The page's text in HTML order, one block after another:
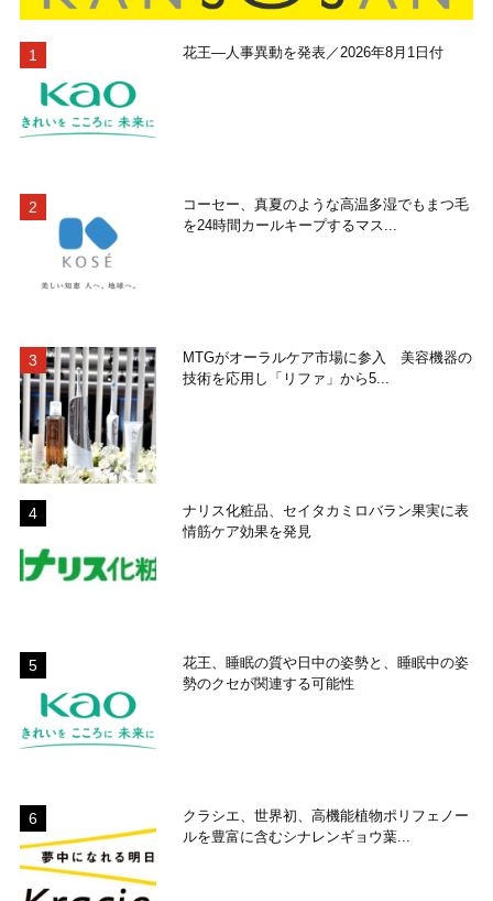
花王―人事異動を発表／2026年8月1日付
コーセー、真夏のような高温多湿でもまつ毛
を24時間カールキープするマス...
MTGがオーラルケア市場に参入 美容機器の
技術を応用し「リファ」から5...
ナリス化粧品、セイタカミロバラン果実に表
情筋ケア効果を発見
花王、睡眠の質や日中の姿勢と、睡眠中の姿
勢のクセが関連する可能性
クラシエ、世界初、高機能植物ポリフェノー
ルを豊富に含むシナレンギョウ葉...